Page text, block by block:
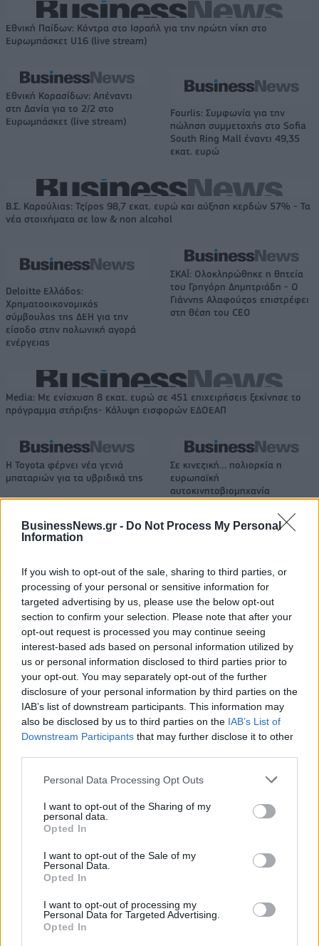
BusinessNews.gr - Do Not Process My Personal
Information
If you wish to opt-out of the sale, sharing to third parties, or
processing of your personal or sensitive information for
targeted advertising by us, please use the below opt-out
section to confirm your selection. Please note that after your
opt-out request is processed you may continue seeing
interest-based ads based on personal information utilized by
us or personal information disclosed to third parties prior to
your opt-out. You may separately opt-out of the further
disclosure of your personal information by third parties on the
IAB’s list of downstream participants. This information may
also be disclosed by us to third parties on the IAB’s List of
Downstream Participants that may further disclose it to other
Personal Data Processing Opt Outs
I want to opt-out of the Sharing of my
personal data.
Opted In
I want to opt-out of the Sale of my
Personal Data.
Opted In
I want to opt-out of processing my
Personal Data for Targeted Advertising.
Opted In
Εθνική Παίδων: Κόντρα στο Ισραήλ για την πρώτη νίκη στο
Ευρωμπάσκετ U16 (live stream)
Εθνική Κορασίδων: Απέναντι
στη Δανία για το 2/2 στο
Ευρωμπάσκετ (live stream)
Fourlis: Συμφωνία για την
πώληση συμμετοχής στο Sofia
South Ring Mall έναντι 49,35
εκατ. ευρώ
Β.Σ. Καρούλιας: Τζίρος 98,7 εκατ. ευρώ και αύξηση κερδών 57% - Τα
νέα στοιχήματα σε low & non alcohol
Deloitte Ελλάδος:
Χρηματοοικονομικός
σύμβουλος της ΔΕΗ για την
είσοδο στην πολωνική αγορά
ενέργειας
ΣΚΑΪ: Ολοκληρώθηκε η θητεία
του Γρηγόρη Δημητριάδη - Ο
Γιάννης Αλαφούζος επιστρέφει
στη θέση του CEO
Media: Με ενίσχυση 8 εκατ. ευρώ σε 451 επιχειρήσεις ξεκίνησε το
πρόγραμμα στήριξης- Κάλυψη εισφορών ΕΔΟΕΑΠ
Η Toyota φέρνει νέα γενιά
μπαταριών για τα υβριδικά της
Σε κινεζική… πολιορκία η
ευρωπαϊκή
αυτοκινητοβιομηχανία
Εθνική Νεανίδων: Με τη
Βουλγαρία για τις θέσεις 5-8
του Ευρωμπάσκετ (live stream)
Μασλαρινός: «Χάσαμε το μυαλό
μας»
ΕΛΣΤΑΤ: Στο 3,4% υποχώρησε ο πληθωρισμός τον Ιούλιο
Ξεκίνησε το πενταετές
Καθαρά κέρδη 313 εκατ. ευρώ
Η Chery επενδύει 75 εκατ. δολάρια στην KG Mobility
Το FIAT 500 Hybrid τώρα από
18.990 ευρώ
Ατρόμητος και Novibet